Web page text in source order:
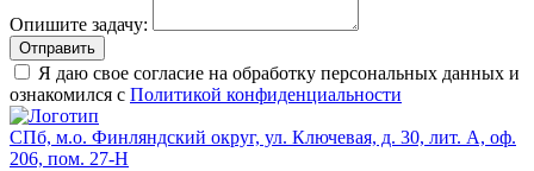
Опишите задачу:
Отправить
Я даю свое согласие на обработку персональных данных и
ознакомился с Политикой конфиденциальности
СПб, м.о. Финляндский округ, ул. Ключевая, д. 30, лит. А, оф.
206, пом. 27-Н